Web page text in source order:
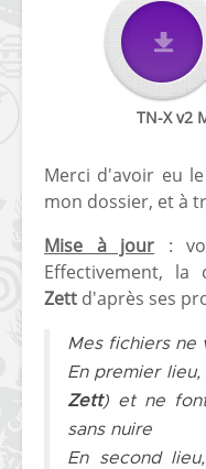
TN-X v2
Merci d'avoir eu
mon dossier, et à
Mise à jour :
Effectivement,
Zett d'après ses
Mes fichiers ne
En premier
Zett) et ne
sans nuire
En second